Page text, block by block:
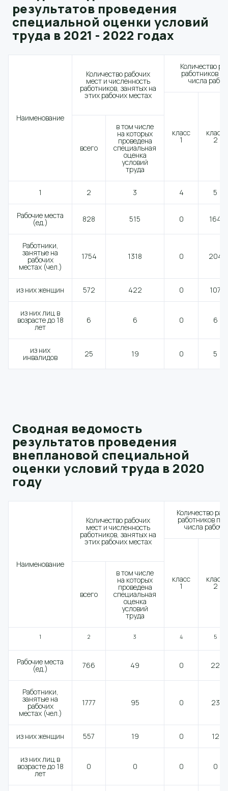
результатов проведения
специальной оценки условий
труда в 2021 - 2022 годах
Наименование
Количество рабочих
мест и численность
работников, занятых на
этих рабочих местах
Количество
работников
числа
класс
1
класс
2
всего
в том числе
на которых
проведена
специальная
оценка
условий
труда
1 2 3 4 5
Рабочие места
(ед.) 828 515 0 164
Работники,
занятые на
рабочих
местах (чел.)
1754 1318 0 204
из них женщин 572 422 0 107
из них лиц в
возрасте до 18
лет
6 6 0 6
из них
инвалидов 25 19 0 5
Сводная ведомость
результатов проведения
внеплановой специальной
оценки условий труда в 2020
году
Наименование
Количество рабочих
мест и численность
работников, занятых на
этих рабочих местах
Количество
работников по
числа
класс
1
класс
2
всего
в том числе
на которых
проведена
специальная
оценка
условий
труда
1 2 3 4 5
Рабочие места
(ед.) 766 49 0 22
Работники,
занятые на
рабочих
местах (чел.)
1777 95 0 23
из них женщин 557 19 0 12
из них лиц в
возрасте до 18
лет
0 0 0 0